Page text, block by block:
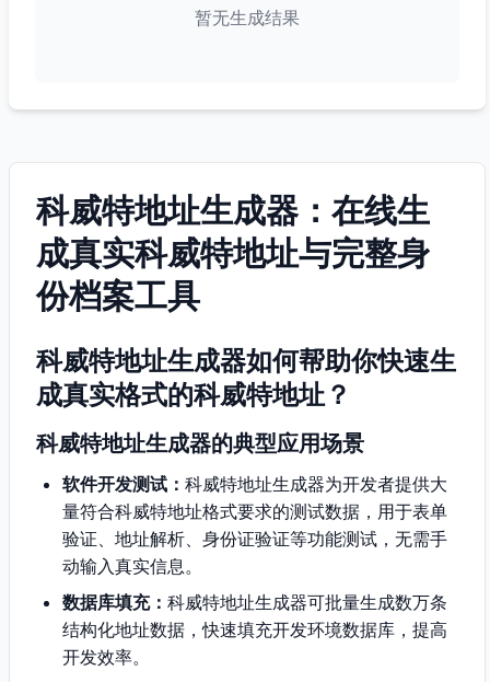
暂无生成结果
科威特地址生成器：在线生
成真实科威特地址与完整身
份档案工具
科威特地址生成器如何帮助你快速生
成真实格式的科威特地址？
科威特地址生成器的典型应用场景
软件开发测试： 科威特地址生成器为开发者提供大
量符合科威特地址格式要求的测试数据，用于表单
验证、地址解析、身份证验证等功能测试，无需手
动输入真实信息。
数据库填充： 科威特地址生成器可批量生成数万条
结构化地址数据，快速填充开发环境数据库，提高
开发效率。